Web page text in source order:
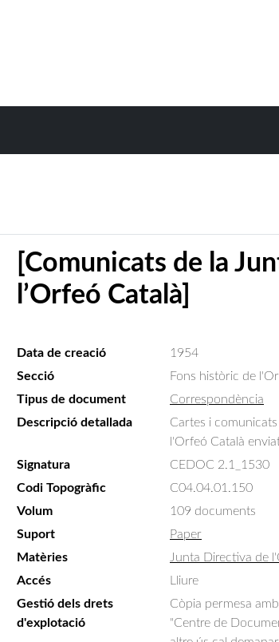
[Comunicats de la
l’Orfeó Català]
Data de creació
1954
Secció
Fons històric de
Tipus de document
Correspondència
Descripció detallada
Cartes i
l'Orfeó Català
Signatura
CEDOC 2.1_1530
Codi Topogràfic
C04.04.01.150
Volum
109 documents
Suport
Paper
Matèries
Junta Directiva de
Accés
Lliure
Gestió dels drets
d'explotació
Còpia permesa
"Centre de